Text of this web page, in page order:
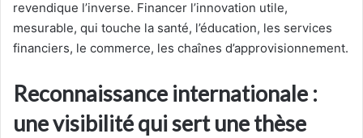
revendique l’inverse. Financer l’innovation utile,
mesurable, qui touche la santé, l’éducation, les services
financiers, le commerce, les chaînes d’approvisionnement.
Reconnaissance internationale :
une visibilité qui sert une thèse